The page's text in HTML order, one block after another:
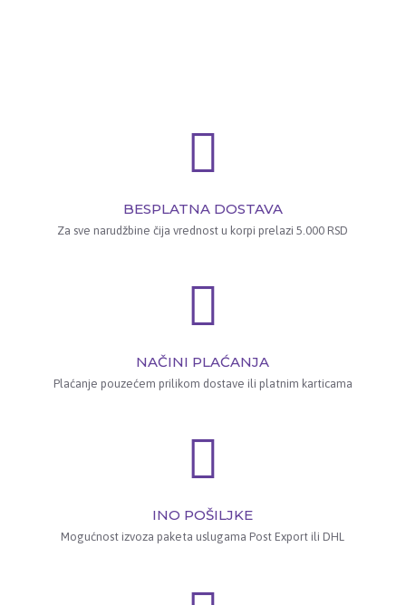
BESPLATNA DOSTAVA
Za sve narudžbine čija vrednost u korpi prelazi 5.000 RSD
NAČINI PLAĆANJA
Plaćanje pouzećem prilikom dostave ili platnim karticama
INO POŠILJKE
Mogućnost izvoza paketa uslugama Post Export ili DHL